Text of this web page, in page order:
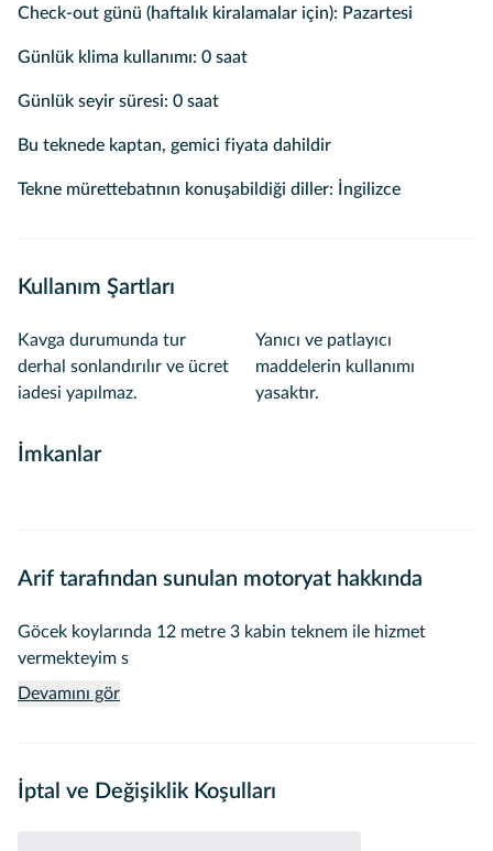
Check-out günü (haftalık kiralamalar için): Pazartesi
Günlük klima kullanımı: 0 saat
Günlük seyir süresi: 0 saat
Bu teknede kaptan, gemici fiyata dahildir
Tekne mürettebatının konuşabildiği diller: İngilizce
Kullanım Şartları
Kavga durumunda tur
derhal sonlandırılır ve ücret
iadesi yapılmaz.
Yanıcı ve patlayıcı
maddelerin kullanımı
yasaktır.
İmkanlar
Arif tarafından sunulan motoryat hakkında
Göcek koylarında 12 metre 3 kabin teknem ile hizmet
vermekteyim s
Devamını gör
İptal ve Değişiklik Koşulları